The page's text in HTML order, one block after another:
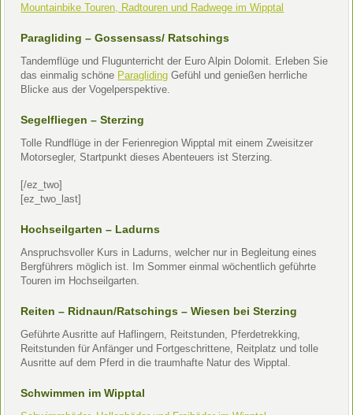
Mountainbike Touren, Radtouren und Radwege im Wipptal
Paragliding – Gossensass/ Ratschings
Tandemflüge und Flugunterricht der Euro Alpin Dolomit. Erleben Sie
das einmalig schöne Paragliding Gefühl und genießen herrliche
Blicke aus der Vogelperspektive.
Segelfliegen – Sterzing
Tolle Rundflüge in der Ferienregion Wipptal mit einem Zweisitzer
Motorsegler, Startpunkt dieses Abenteuers ist Sterzing.
[/ez_two]
[ez_two_last]
Hochseilgarten – Ladurns
Anspruchsvoller Kurs in Ladurns, welcher nur in Begleitung eines
Bergführers möglich ist. Im Sommer einmal wöchentlich geführte
Touren im Hochseilgarten.
Reiten – Ridnaun/Ratschings – Wiesen bei Sterzing
Geführte Ausritte auf Haflingern, Reitstunden, Pferdetrekking,
Reitstunden für Anfänger und Fortgeschrittene, Reitplatz und tolle
Ausritte auf dem Pferd in die traumhafte Natur des Wipptal.
Schwimmen im Wipptal